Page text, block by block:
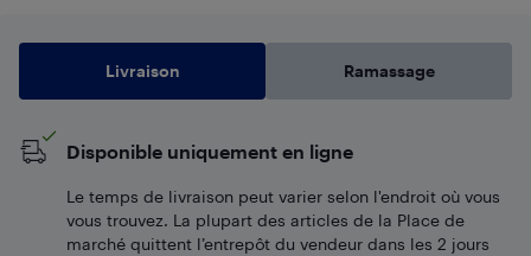
Livraison Ramassage
Disponible uniquement en ligne
Le temps de livraison peut varier selon l'endroit où vous
vous trouvez. La plupart des articles de la Place de
marché quittent l’entrepôt du vendeur dans les 2 jours